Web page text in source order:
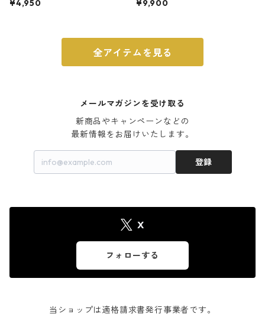
¥4,950 ¥9,900
全アイテムを見る
メールマガジンを受け取る
新商品やキャンペーンなどの
最新情報をお届けいたします。
登録
X
フォローする
当ショップは適格請求書発行事業者です。